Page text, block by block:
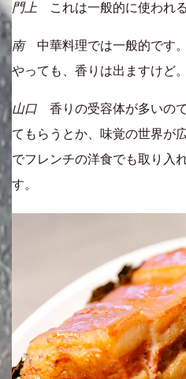
門上 これは一般的に使われ
南中華料理では一般的です
やっても、香りは出ますけど。
山口 香りの受容体が多いの
てもらうとか、味覚の世界が
でフレンチの洋食でも取り入
す。